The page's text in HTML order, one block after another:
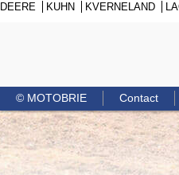
DEERE
KUHN KVERNELAND
© MOTOBRIE Contact